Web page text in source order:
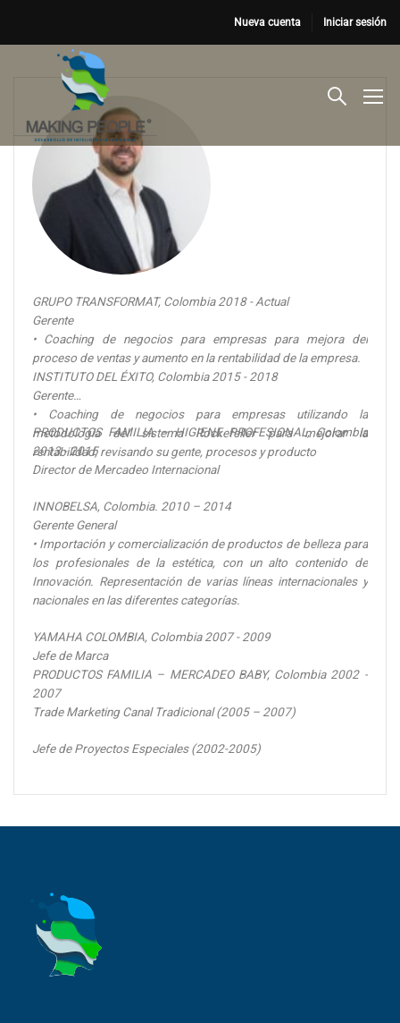
Nueva cuenta Iniciar sesión
GRUPO TRANSFORMAT, Colombia 2018 - Actual
Gerente
• Coaching de negocios para empresas para mejora del
proceso de ventas y aumento en la rentabilidad de la empresa.
INSTITUTO DEL ÉXITO, Colombia 2015 - 2018
Gerente
• Coaching de negocios para empresas utilizando la
metodología del sistema Rockefeller para mejorar la
rentabilidad, revisando su gente, procesos y producto
PRODUCTOS FAMILIA – HIGIENE PROFESIONAL, Colombia
2013 - 2015
Director de Mercadeo Internacional
INNOBELSA, Colombia. 2010 – 2014
Gerente General
• Importación y comercialización de productos de belleza para
los profesionales de la estética, con un alto contenido de
Innovación. Representación de varias líneas internacionales y
nacionales en las diferentes categorías.
YAMAHA COLOMBIA, Colombia 2007 - 2009
Jefe de Marca
PRODUCTOS FAMILIA – MERCADEO BABY, Colombia 2002 -
2007
Trade Marketing Canal Tradicional (2005 – 2007)
Jefe de Proyectos Especiales (2002-2005)